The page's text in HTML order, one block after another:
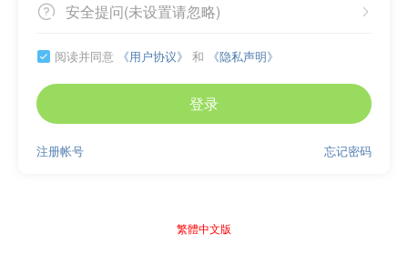
 
安全提问(未设置请忽略)
 阅读并同意 《用户协议》 和 《隐私声明》
登录
忘记密码
注册帐号
繁體中文版